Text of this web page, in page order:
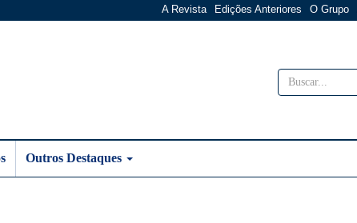
A Revista Edições Anteriores O Grupo
Outros Destaques